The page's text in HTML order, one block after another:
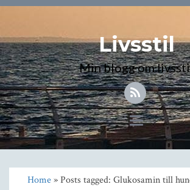
Livsstil
Min blogg om
Toggle
navigation
Home» Posts tagged: Glukosamin till